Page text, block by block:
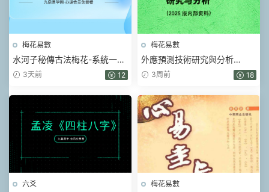
梅花易數
水河子秘傳古法梅花-系統一體
班.pdf 317頁
3天前 12
梅花易數
外應預測技術研究與分析
(2025 版内部資料)【原
3周前 18
六爻 梅花易數